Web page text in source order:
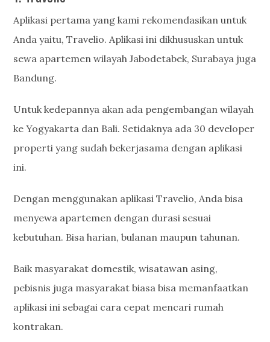
Aplikasi pertama yang kami rekomendasikan untuk
Anda yaitu, Travelio. Aplikasi ini dikhususkan untuk
sewa apartemen wilayah Jabodetabek, Surabaya juga
Bandung.
Untuk kedepannya akan ada pengembangan wilayah
ke Yogyakarta dan Bali. Setidaknya ada 30 developer
properti yang sudah bekerjasama dengan aplikasi
ini.
Dengan menggunakan aplikasi Travelio, Anda bisa
menyewa apartemen dengan durasi sesuai
kebutuhan. Bisa harian, bulanan maupun tahunan.
Baik masyarakat domestik, wisatawan asing,
pebisnis juga masyarakat biasa bisa memanfaatkan
aplikasi ini sebagai cara cepat mencari rumah
kontrakan.